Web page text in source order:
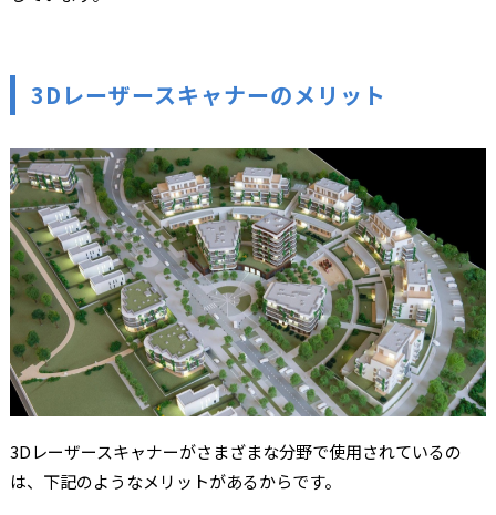
3Dレーザースキャナーのメリット
3Dレーザースキャナーがさまざまな分野で使用されているの
は、下記のようなメリットがあるからです。